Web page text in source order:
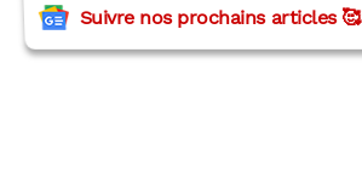
Suivre nos prochains articles 🥰